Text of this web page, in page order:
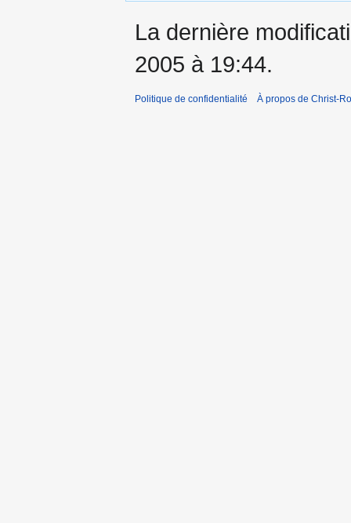
La dernière
2005 à 19:44.
Politique de confidentialité À propos de Christ-